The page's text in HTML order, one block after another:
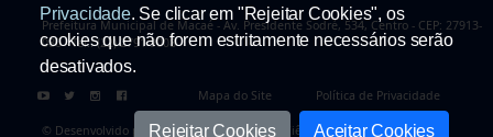
Prefeitura Municipal de Macaé - Av. Presidente Sodré, 534, Centro - CEP: 27913-
080 - Tel.: (22) 2791-9008
Mapa do Site Política de Privacidade
© Desenvolvido pela Secretaria Adjunta de Ciência e Tecnologia
Privacidade. Se clicar em "Rejeitar Cookies", os
cookies que não forem estritamente necessários serão
desativados.
Aceitar Cookies
Rejeitar Cookies